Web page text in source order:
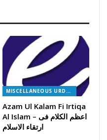
MISCELLANEOUS URDU BOOKS
Azam Ul Kalam Fi Irtiqa
Al Islam – اعظم الکلام فی
ارتقاء الاسلام